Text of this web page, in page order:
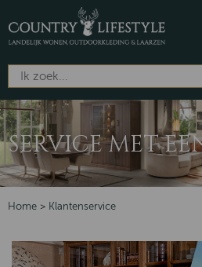
SERVICE MET
Home > Klantenservice